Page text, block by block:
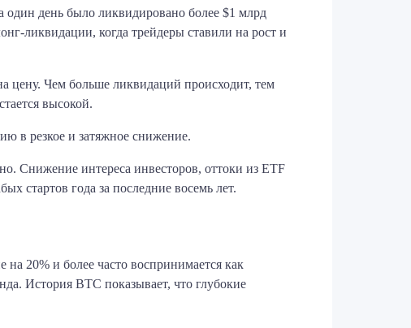
день было ликвидировано более $1 млрд
ликвидации, когда трейдеры ставили на рост и
цену. Чем больше ликвидаций происходит, тем
высокой.
в резкое и затяжное снижение.
Снижение интереса инвесторов, оттоки из ETF
стартов года за последние восемь лет.
20% и более часто воспринимается как
История BTC показывает, что глубокие